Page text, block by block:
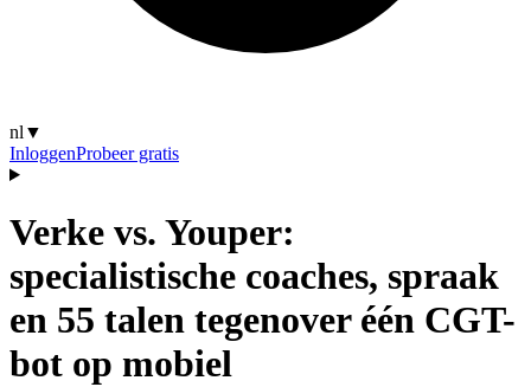
nl ▼
InloggenProbeer gratis
Verke vs. Youper:
specialistische coaches, spraak
en 55 talen tegenover één CGT-
bot op mobiel